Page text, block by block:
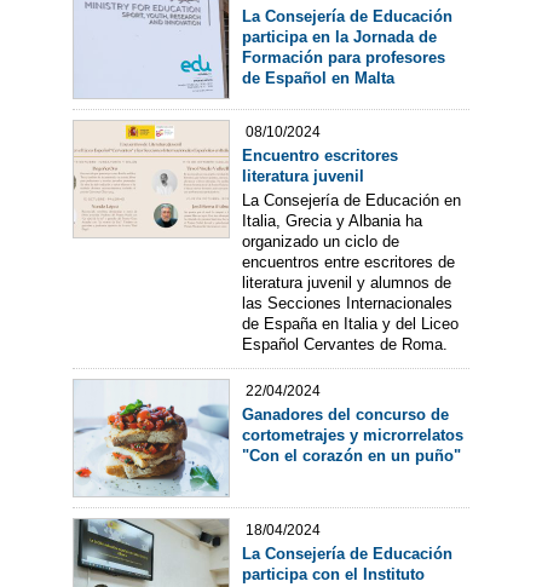
La Consejería de Educación
participa en la Jornada de
Formación para profesores
de Español en Malta
08/10/2024
Encuentro escritores
literatura juvenil
La Consejería de Educación en
Italia, Grecia y Albania ha
organizado un ciclo de
encuentros entre escritores de
literatura juvenil y alumnos de
las Secciones Internacionales
de España en Italia y del Liceo
Español Cervantes de Roma.
22/04/2024
Ganadores del concurso de
cortometrajes y microrrelatos
"Con el corazón en un puño"
18/04/2024
La Consejería de Educación
participa con el Instituto